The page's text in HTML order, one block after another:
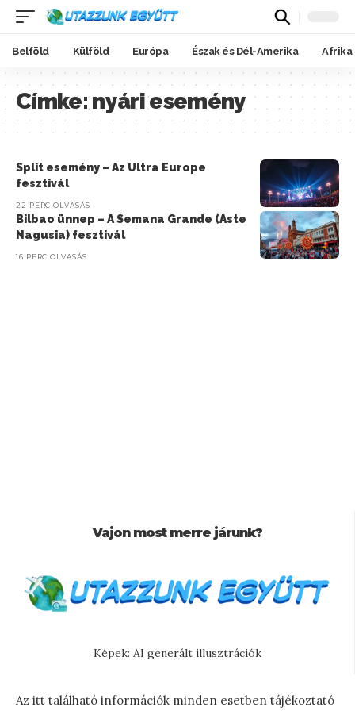
Belföld Külföld Európa Észak és Dél-Amerika Afrika
Címke:nyári esemény
Split esemény – Az Ultra Europe
fesztivál
22 PERC OLVASÁS
Bilbao ünnep – A Semana Grande (Aste
Nagusia) fesztivál
16 PERC OLVASÁS
Vajon most merre járunk?
Képek: AI generált illusztrációk
Az itt található információk minden esetben tájékoztató